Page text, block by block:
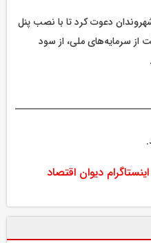
دعوت کرد تا با نصب پنل
سرمایه‌های ملی، از سود
دیوان اقتصاد